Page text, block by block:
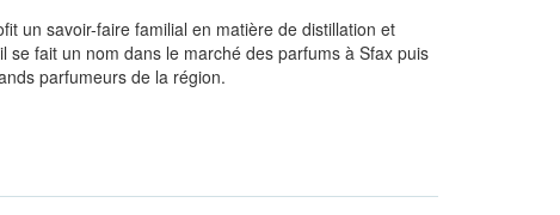
un savoir-faire familial en matière de distillation et
se fait un nom dans le marché des parfums à Sfax puis
parfumeurs de la région.